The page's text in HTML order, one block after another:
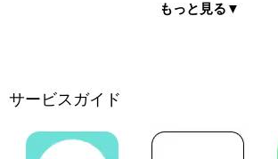
もっと見る ▼
サービスガイド